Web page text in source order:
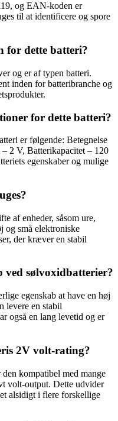
og EAN-koden er
til at identificere og spore
for dette batteri?
og er af typen batteri.
inden for batteribranche og
for dette batteri?
er følgende: Betegnelse
2 V, Batterikapacitet – 120
egenskaber og mulige
af enheder, såsom ure,
og små elektroniske
der kræver en stabil
ved sølvoxidbatterier?
egenskab at have en høj
levere en stabil
også en lang levetid og er
2V volt-rating?
kompatibel med mange
volt-output. Dette udvider
alsidigt i flere forskellige